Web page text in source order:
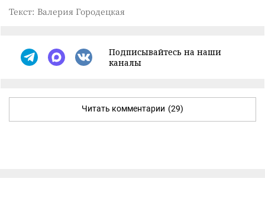
Текст: Валерия Городецкая
Подписывайтесь на наши
каналы
Читать комментарии (29)